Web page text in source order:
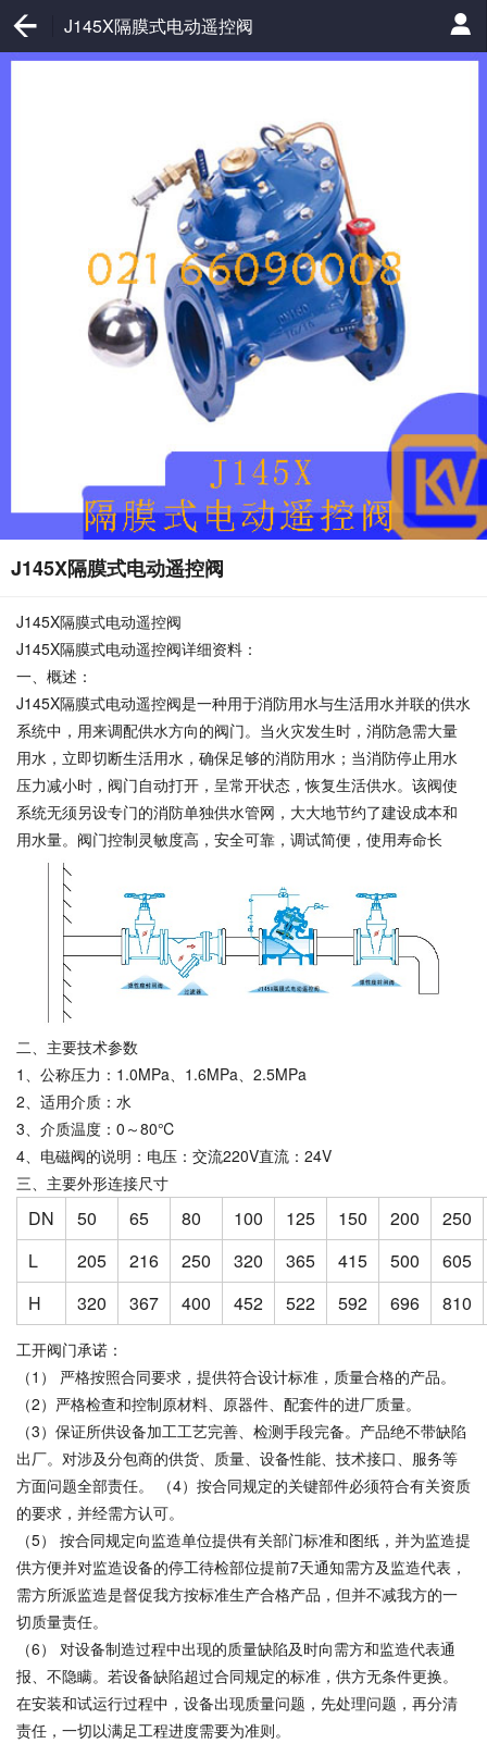
J145X隔膜式电动遥控阀
J145X隔膜式电动遥控阀
J145X隔膜式电动遥控阀
J145X隔膜式电动遥控阀详细资料：
一、概述：
J145X隔膜式电动遥控阀是一种用于消防用水与生活用水并联的供水
系统中，用来调配供水方向的阀门。当火灾发生时，消防急需大量
用水，立即切断生活用水，确保足够的消防用水；当消防停止用水
压力减小时，阀门自动打开，呈常开状态，恢复生活供水。该阀使
系统无须另设专门的消防单独供水管网，大大地节约了建设成本和
用水量。阀门控制灵敏度高，安全可靠，调试简便，使用寿命长
二、主要技术参数
1、公称压力：1.0MPa、1.6MPa、2.5MPa
2、适用介质：水
3、介质温度：0～80℃
4、电磁阀的说明：电压：交流220V直流：24V
三、主要外形连接尺寸
DN 50 65 80 100 125 150 200
250
L
205 216 250 320 365 415 500
605
H
320 367 400 452 522 592 696 810
工开阀门承诺：
（1） 严格按照合同要求，提供符合设计标准，质量合格的产品。
（2）严格检查和控制原材料、原器件、配套件的进厂质量。
（3）保证所供设备加工工艺完善、检测手段完备。产品绝不带缺陷
出厂。对涉及分包商的供货、质量、设备性能、技术接口、服务等
方面问题全部责任。 （4）按合同规定的关键部件必须符合有关资质
的要求，并经需方认可。
（5） 按合同规定向监造单位提供有关部门标准和图纸，并为监造提
供方便并对监造设备的停工待检部位提前7天通知需方及监造代表，
需方所派监造是督促我方按标准生产合格产品，但并不减我方的一
切质量责任。
（6） 对设备制造过程中出现的质量缺陷及时向需方和监造代表通
报、不隐瞒。若设备缺陷超过合同规定的标准，供方无条件更换。
在安装和试运行过程中，设备出现质量问题，先处理问题，再分清
责任，一切以满足工程进度需要为准则。